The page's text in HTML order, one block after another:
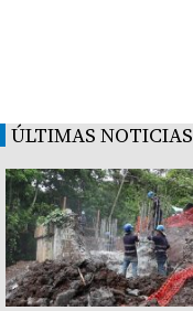
ÚLTIMAS NOTICIAS